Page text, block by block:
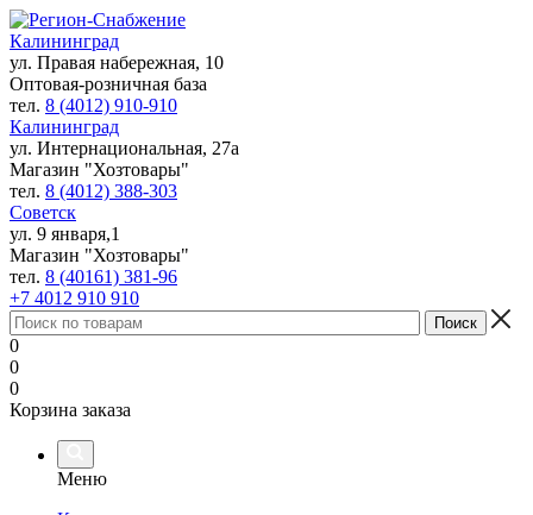
Калининград
ул. Правая набережная, 10
Оптовая-розничная база
тел. 8 (4012) 910-910
Калининград
ул. Интернациональная, 27а
Магазин "Хозтовары"
тел. 8 (4012) 388-303
Советск
ул. 9 января,1
Магазин "Хозтовары"
тел. 8 (40161) 381-96
+7 4012 910 910
0
0
0
Корзина заказа
Меню